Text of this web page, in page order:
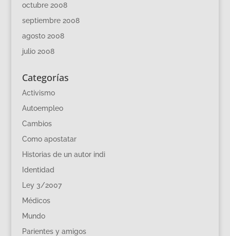
octubre 2008
septiembre 2008
agosto 2008
julio 2008
Categorías
Activismo
Autoempleo
Cambios
Como apostatar
Historias de un autor indi
Identidad
Ley 3/2007
Médicos
Mundo
Parientes y amigos